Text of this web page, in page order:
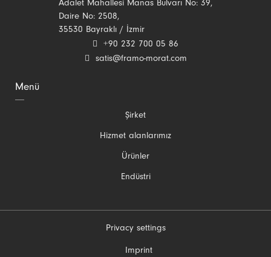
Menü
Şirket
Hizmet alanlarımız
Ürünler
Endüstri
Adalet Mahallesi Manas Bulvarı No: 39,
Daire No: 2508,
35530 Bayraklı / İzmir
+90 232 700 05 86
satis@framo-morat.com
Privacy settings
Gezinmeyi
Imprint